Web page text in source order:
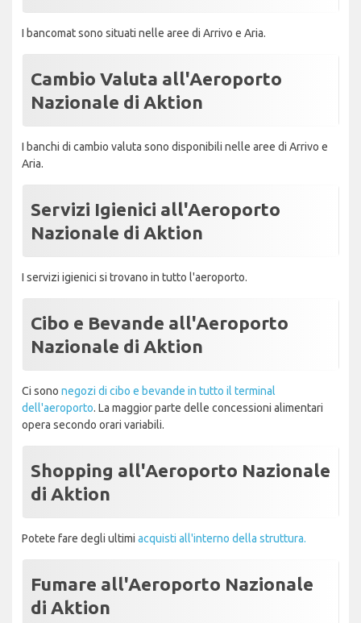
I bancomat sono situati nelle aree di Arrivo e Aria.
Cambio Valuta all'Aeroporto
Nazionale di Aktion
I banchi di cambio valuta sono disponibili nelle aree di Arrivo e
Aria.
Servizi Igienici all'Aeroporto
Nazionale di Aktion
I servizi igienici si trovano in tutto l'aeroporto.
Cibo e Bevande all'Aeroporto
Nazionale di Aktion
Ci sono negozi di cibo e bevande in tutto il terminal
dell'aeroporto. La maggior parte delle concessioni alimentari
opera secondo orari variabili.
Shopping all'Aeroporto Nazionale
di Aktion
Potete fare degli ultimi acquisti all'interno della struttura.
Fumare all'Aeroporto Nazionale
di Aktion